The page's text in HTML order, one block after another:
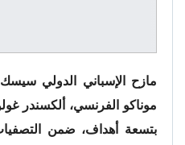
مازح الإسباني الدولي
موناكو الفرنسي، ألكسندر
بتسعة أهداف، ضمن